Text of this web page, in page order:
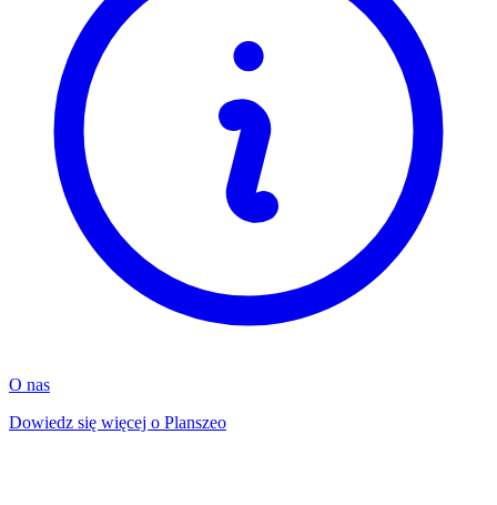
O nas
Dowiedz się więcej o Planszeo